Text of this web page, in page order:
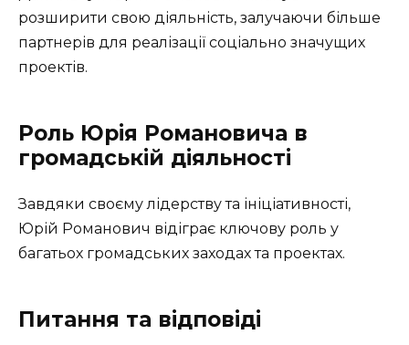
розширити свою діяльність, залучаючи більше
партнерів для реалізації соціально значущих
проектів.
Роль Юрія Романовича в
громадській діяльності
Завдяки своєму лідерству та ініціативності,
Юрій Романович відіграє ключову роль у
багатьох громадських заходах та проектах.
Питання та відповіді